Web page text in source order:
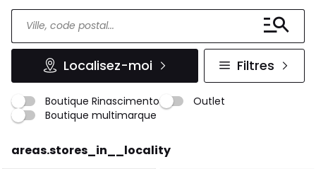
Localisez-moi Filtres
Boutique Rinascimento
Outlet
Boutique multimarque
areas.stores_in__locality